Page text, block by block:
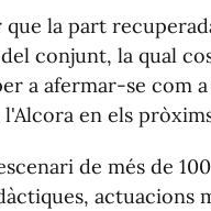
que la part
conjunt, la qual
a afermar-se com
en els
de més de
actuacions